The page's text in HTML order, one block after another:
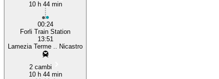
10 h 44 min
00:24
Forli Train Station
13:51
Lamezia Terme .. Nicastro
2 cambi
10 h 44 min